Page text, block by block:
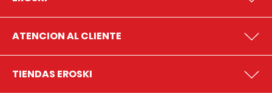
ATENCION AL CLIENTE
TIENDAS EROSKI